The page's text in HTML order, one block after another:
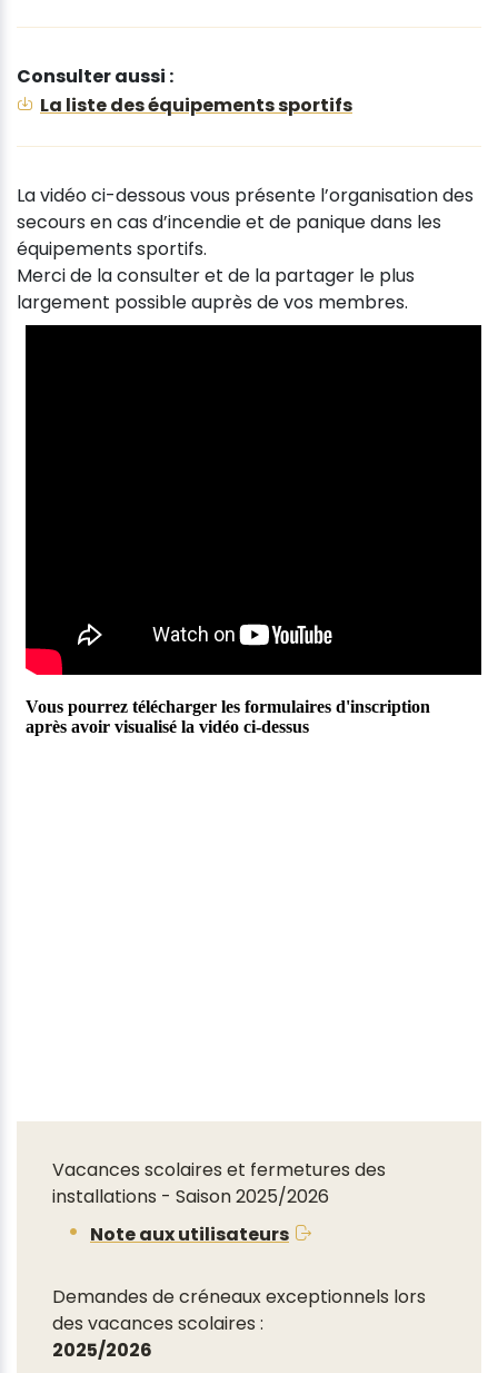
Consulter aussi :
La liste des équipements sportifs
La vidéo ci-dessous vous présente l’organisation des
secours en cas d’incendie et de panique dans les
équipements sportifs.
Merci de la consulter et de la partager le plus
largement possible auprès de vos membres.
Vacances scolaires et fermetures des
installations - Saison 2025/2026
Note aux utilisateurs
Demandes de créneaux exceptionnels lors
des vacances scolaires :
2025/2026